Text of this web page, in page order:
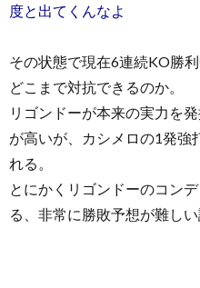
度と出てくんなよ
その状態で現在6連続KO勝
どこまで対抗できるのか。
リゴンドーが本来の実力を
が高いが、カシメロの1発強
れる。
とにかくリゴンドーのコン
る、非常に勝敗予想が難しい